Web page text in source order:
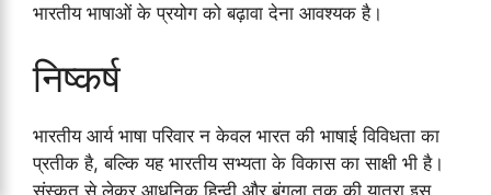
भारतीय भाषाओं के प्रयोग को बढ़ावा देना आवश्यक है।
निष्कर्ष
भारतीय आर्य भाषा परिवार न केवल भारत की भाषाई विविधता का
प्रतीक है, बल्कि यह भारतीय सभ्यता के विकास का साक्षी भी है।